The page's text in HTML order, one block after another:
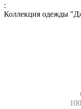
:
Коллекция одежды